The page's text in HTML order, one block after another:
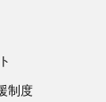
制度